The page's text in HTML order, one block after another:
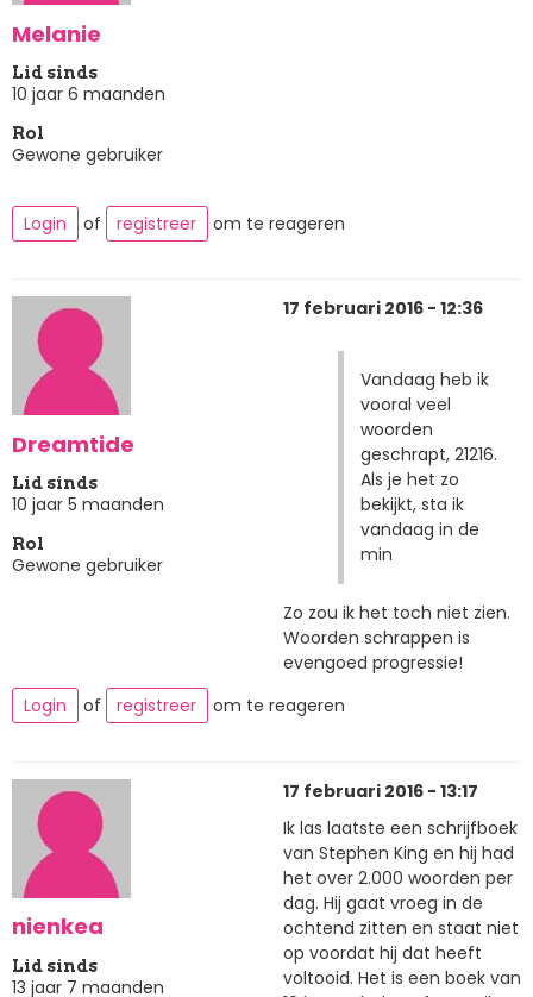
Melanie
Lid sinds
10 jaar 6 maanden
Rol
Gewone gebruiker
Login of registreer om te reageren
Dreamtide
Lid sinds
10 jaar 5 maanden
Rol
Gewone gebruiker
17 februari 2016 - 12:36
Vandaag heb ik
vooral veel
woorden
geschrapt, 21216.
Als je het zo
bekijkt, sta ik
vandaag in de
min
Zo zou ik het toch niet zien.
Woorden schrappen is
evengoed progressie!
Login
of registreer om te reageren
nienkea
Lid sinds
13 jaar 7 maanden
17 februari 2016 - 13:17
Ik las laatste een schrijfboek
van Stephen King en hij had
het over 2.000 woorden per
dag. Hij gaat vroeg in de
ochtend zitten en staat niet
op voordat hij dat heeft
voltooid. Het is een boek van